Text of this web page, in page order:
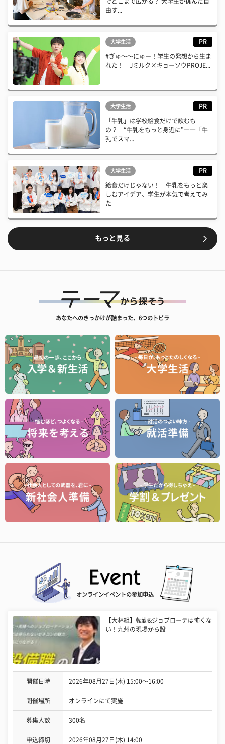
由す...
大学生活 PR
#ぎゅ〜〜にゅー！学生の発想から生ま
れた！ Jミルク×キョーソウPROJE...
大学生活 PR
「牛乳」は学校給食だけで飲むも
の？ “牛乳をもっと身近に”――「牛
乳でスマ...
大学生活 PR
給食だけじゃない！ 牛乳をもっと楽
しむアイデア、学生が本気で考えてみ
た
もっと見る
あなたへのきっかけが詰まった、6つのトビラ
オンラインイベントの参加申込
【大林組】転勤&ジョブローテは怖くな
い！九州の現場から設
開催日時 2026年08月27日(木) 15:00〜16:00
開催場所 オンラインにて実施
募集人数 300名
申込締切 2026年08月27日(木) 14:00